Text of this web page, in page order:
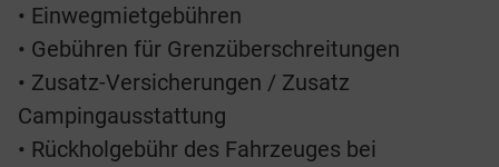
• Einwegmietgebühren
• Gebühren für Grenzüberschreitungen
• Zusatz-Versicherungen / Zusatz
Campingausstattung
• Rückholgebühr des Fahrzeuges bei